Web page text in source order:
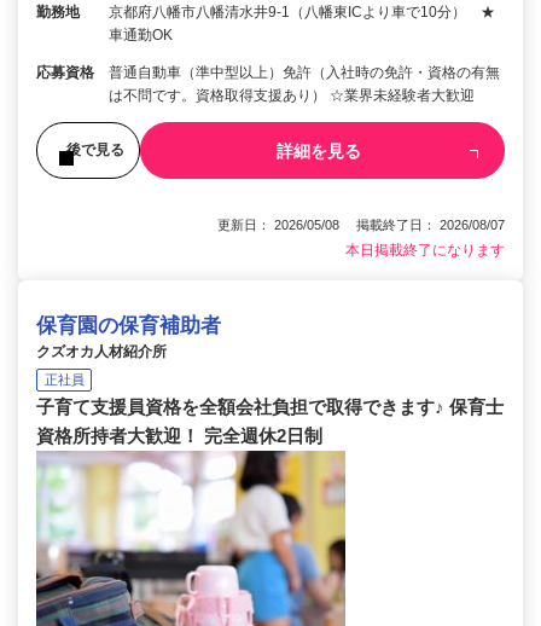
勤務地
京都府八幡市八幡清水井9-1（八幡東ICより車で10分） ★
車通勤OK
応募資格
普通自動車（準中型以上）免許（入社時の免許・資格の有無
は不問です。資格取得支援あり） ☆業界未経験者大歓迎
後で見る 詳細を見る
更新日： 2026/05/08 掲載終了日： 2026/08/07
本日掲載終了になります
保育園の保育補助者
クズオカ人材紹介所
正社員
子育て支援員資格を全額会社負担で取得できます♪ 保育士
資格所持者大歓迎！ 完全週休2日制